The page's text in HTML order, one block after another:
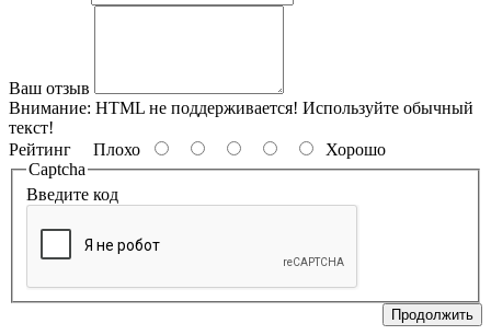
Ваш отзыв
Внимание: HTML не поддерживается! Используйте обычный
текст!
Рейтинг Плохо
Хорошо
Captcha
Введите код
Продолжить